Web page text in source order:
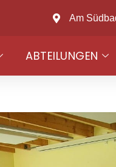
Am
ABTEILUNGEN